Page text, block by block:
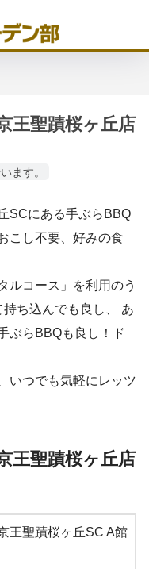
王聖蹟桜ヶ丘店
ます。
SCにある手ぶらBBQ
こし不要、好みの食
ルコース」を利用のう
ち込んでも良し、 あ
ぶらBBQも良し！ド
いつでも気軽にレッツ
王聖蹟桜ヶ丘店
王聖蹟桜ヶ丘SC A館